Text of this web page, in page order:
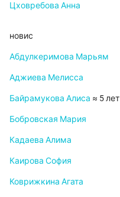
Цховребова Анна
новис
Абдулкеримова Марьям
Аджиева Мелисса
Байрамукова Алиса ≈ 5 лет
Бобровская Мария
Кадаева Алима
Каирова София
Коврижкина Агата